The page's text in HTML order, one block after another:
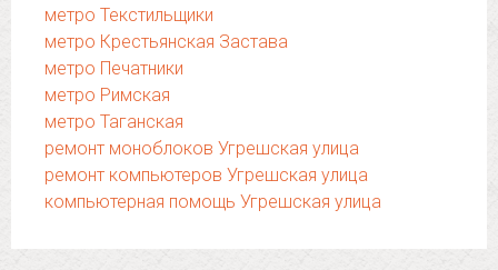
метро Текстильщики
метро Крестьянская Застава
метро Печатники
метро Римская
метро Таганская
ремонт моноблоков Угрешская улица
ремонт компьютеров Угрешская улица
компьютерная помощь Угрешская улица